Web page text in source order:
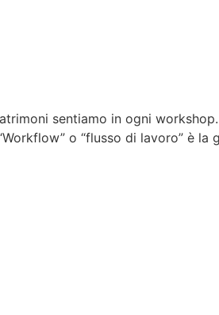
sentiamo in ogni
o “flusso di lavoro” è